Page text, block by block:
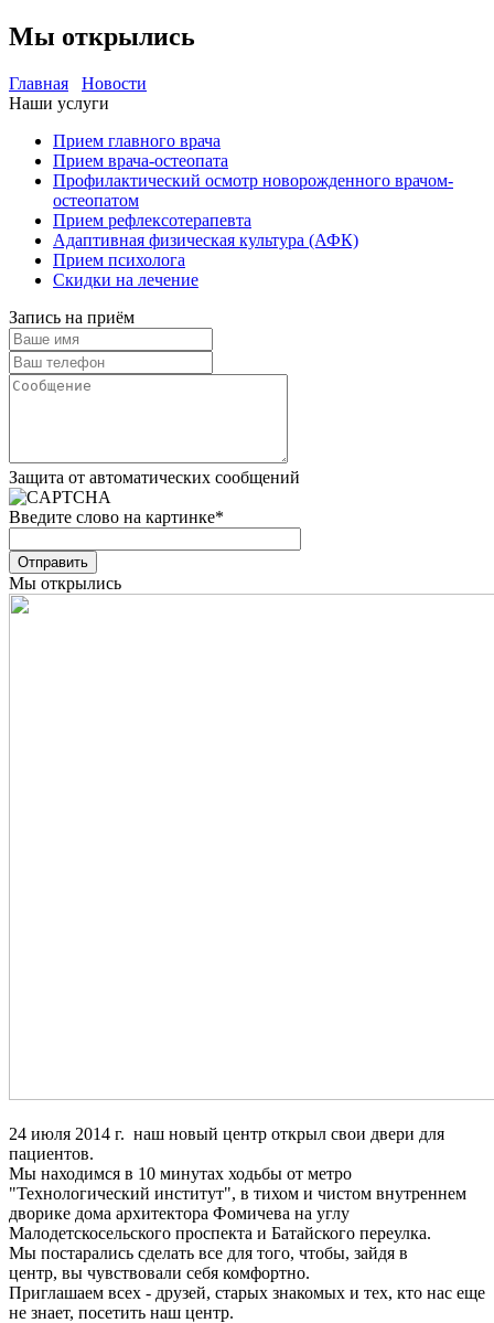
Мы открылись
Главная
Новости
Наши услуги
Прием главного врача
Прием врача-остеопата
Профилактический осмотр новорожденного врачом-
остеопатом
Прием рефлексотерапевта
Адаптивная физическая культура (АФК)
Прием психолога
Скидки на лечение
Запись на приём
Защита от автоматических сообщений
Введите слово на картинке*
Отправить
Мы открылись
24 июля 2014 г. наш новый центр открыл свои двери для
пациентов.
Мы находимся в 10 минутах ходьбы от метро
"Технологический институт", в тихом и чистом внутреннем
дворике дома архитектора Фомичева на углу
Малодетскосельского проспекта и Батайского переулка.
Мы постарались сделать все для того, чтобы, зайдя в
центр, вы чувствовали себя комфортно.
Приглашаем всех - друзей, старых знакомых и тех, кто нас еще
не знает, посетить наш центр.